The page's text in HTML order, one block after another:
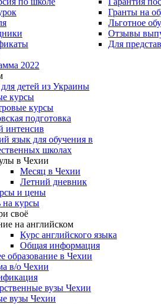
Гранты на
Льготное
Отзывы
Для
2022
детей из Украины
курсы
курсы
подготовка
интенсив
язык для обучения в
школах
в Чехии
Месяц в Чехии
Летний дневник
и цены
на курсы
своё
на английском
Курс английского языка
Общая информация
образование в Чехии
в/о Чехии
вузы Чехии
вузы Чехии